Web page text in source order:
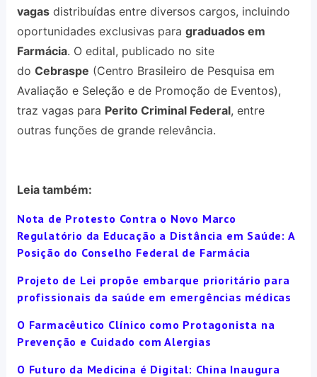
vagasdistribuídas entre diversos cargos, incluindo
oportunidades exclusivas para graduados em
Farmácia. O edital, publicado no site
do Cebraspe (Centro Brasileiro de Pesquisa em
Avaliação e Seleção e de Promoção de Eventos),
traz vagas para Perito Criminal Federal, entre
outras funções de grande relevância.
Leia também:
Nota de Protesto Contra o Novo Marco
Regulatório da Educação a Distância em Saúde: A
Posição do Conselho Federal de Farmácia
Projeto de Lei propõe embarque prioritário para
profissionais da saúde em emergências médicas
O Farmacêutico Clínico como Protagonista na
Prevenção e Cuidado com Alergias
O Futuro da Medicina é Digital: China Inaugura